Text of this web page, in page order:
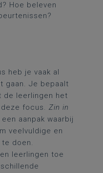
Hoe beleven
heb je vaak al
gaan. Je bepaalt
de leerlingen het
focus. Zin in
aanpak waarbij
veelvuldige en
doen.
leerlingen toe